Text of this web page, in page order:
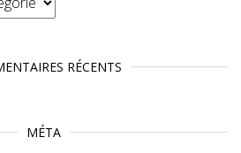
RÉCENTS
MÉTA